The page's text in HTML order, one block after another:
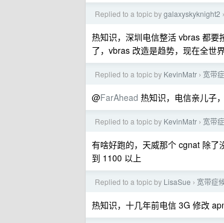
Replied to a topic bygalaxyskyknight2 ›
热知识，深圳电信整活 vbras 都
了，vbras 改造是趋势，现在全世
Replied to a topic by KevinMatr › 宽带
@FarAhead 热知识，电信亲儿子
Replied to a topic by KevinMatr › 宽带
有啥好跑的，天威那个 cgnat 除
到 1100 以上
Replied to a topic by LisaSue › 宽带症
热知识，十几年前电信 3G 修改